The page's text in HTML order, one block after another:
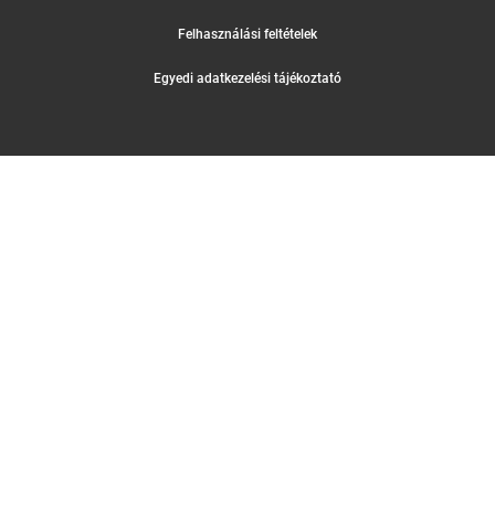
Felhasználási feltételek
Egyedi adatkezelési tájékoztató